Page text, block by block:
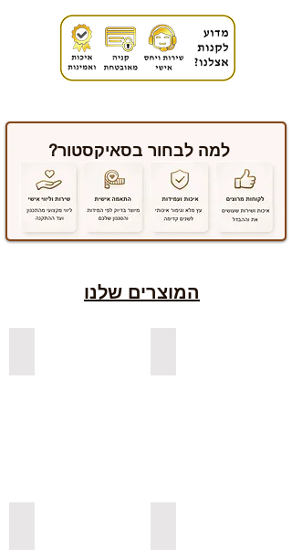
למה לבחור בסאיקסטור?
המוצרים שלנו